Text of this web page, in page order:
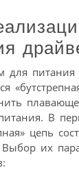
для питания
В
цепь
их